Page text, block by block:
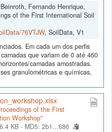
Fernando Henrique,
of the First International Soil
76VTJW, SoilData, V1
Em cada um dos perfis
que variam de 0 até 460
camadas amostradas.
granulométricas e químicas,
of the First
Workshop"
KB - MD5: 2b1...686